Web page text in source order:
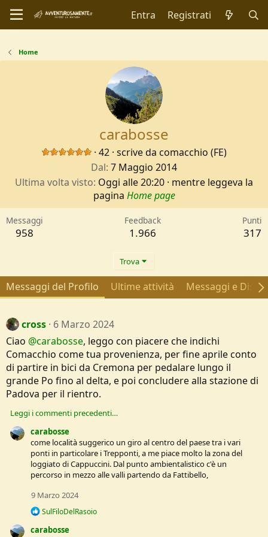
Entra Registrati
Home
carabosse
· 42 · scrive da comacchio (FE)
Dal 7 Maggio 2014
Ultima volta visto Oggi alle 20:20 · mentre leggeva la
pagina Home page
Messaggi
958
Feedback
1.966
Punti
317
Trova
Messaggi del Profilo Ultime attività Messaggi e
cross 6 Marzo 2024
Ciao @carabosse, leggo con piacere che indichi
Comacchio come tua provenienza, per fine aprile conto
di partire in bici da Cremona per pedalare lungo il
grande Po fino al delta, e poi concludere alla stazione di
Padova per il rientro.
Leggi i commenti precedenti…
carabosse
come località suggerico un giro al centro del paese tra i vari
ponti in particolare i Trepponti, a me piace molto la zona del
loggiato di Cappuccini. Dal punto ambientalistico c'è un
percorso in mezzo alle valli partendo da Fattibello,
9 Marzo 2024
R
a
SulFiloDelRasoio
carabosse